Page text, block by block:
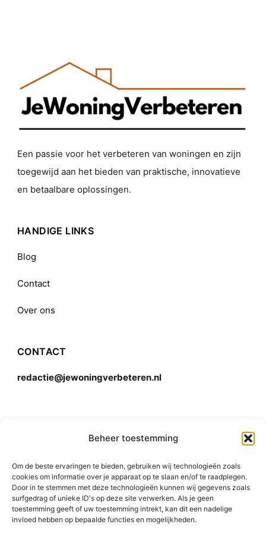
Beheer toestemming
Om de beste ervaringen te bieden, gebruiken wij technologieën zoals
cookies om informatie over je apparaat op te slaan en/of te raadplegen.
Door in te stemmen met deze technologieën kunnen wij gegevens zoals
surfgedrag of unieke ID's op deze site verwerken. Als je geen
toestemming geeft of uw toestemming intrekt, kan dit een nadelige
invloed hebben op bepaalde functies en mogelijkheden.
Een passie voor het verbeteren van woningen en zijn
toegewijd aan het bieden van praktische, innovatieve
en betaalbare oplossingen.
HANDIGE LINKS
Blog
Contact
Over ons
CONTACT
redactie@jewoningverbeteren.nl
Disclaimer